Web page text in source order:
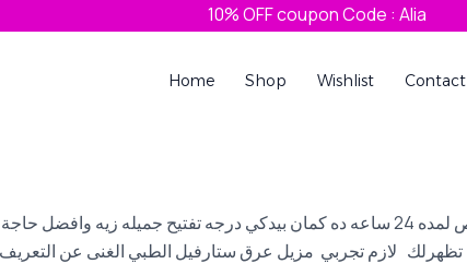
10% OFF coupon Code : Alia
Home Shop Wishlist Contact
ستارفيل مزيل عرق رول أون مش بس ريحته حلوه ومش بيخليكي تحسي بعرق خالص لمده 24 ساعه ده
تظهرلك لازم تجربي مزيل عرق ستارفيل الطبي الغنى عن